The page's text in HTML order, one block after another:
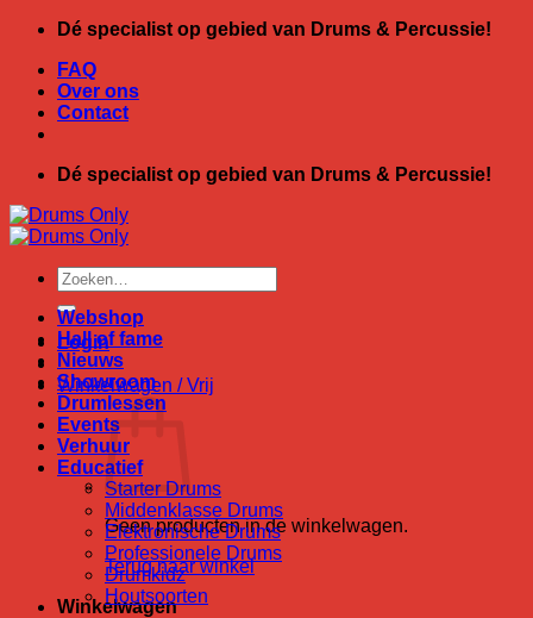
inhoud
Dé specialist op gebied van Drums & Percussie!
FAQ
Over ons
Contact
Dé specialist op gebied van Drums & Percussie!
Zoeken
naar:
Login
Winkelwagen /Vrij
Geen producten in de winkelwagen.
Terug naar winkel
Winkelwagen
Webshop
Hall of fame
Nieuws
Showroom
Drumlessen
Events
Verhuur
Educatief
Starter Drums
Middenklasse Drums
Elektronische Drums
Professionele Drums
Drumkidz
Houtsoorten